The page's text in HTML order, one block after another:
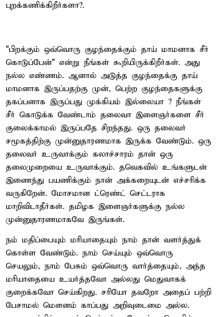
புறக்கணிக்கிறீர்களா?.
"பிறக்கும் ஒவ்வொரு குழந்தைக்கும் தாய் மாமனாக சீர்
கொடுப்பேன்" என்று நீங்கள் கூறியிருக்கிறீர்கள். அது
நல்ல எண்ணம். ஆனால் அடுத்த குழந்தைக்கு தாய்
மாமனாக இருப்பதற்கு முன், பெற்ற குழந்தைகளுக்கு
தகப்பனாக இருப்பது முக்கியம் இல்லையா ? நீங்கள்
சீர் கொடுக்க வேண்டாம் தலைவா இளைஞர்களை சீர்
குலைக்காமல் இருப்பதே சிறந்தது. ஒரு தலைவர்
சமூகத்திற்கு முன்னுதாரணமாக இருக்க வேண்டும். ஒரு
தலைவர் உருவாக்கும் கலாச்சாரம் தான் ஒரு
தலைமுறையை உருவாக்கும். தவெகவில் உங்களுடன்
இணைந்து பயணிக்கும் நான் அக்கறையுடன் எச்சரிக்க
வருகிறேன். மோசமான ட்ரெண்ட் செட்டராக
மாறிவிடாதீர்கள். தமிழக இளைஞர்களுக்கு நல்ல
முன்னுதாரணமாகவே இருங்கள்.
நம் மதிப்பையும் மரியாதையும் நாம் தான் வளர்த்துக்
கொள்ள வேண்டும். நாம் செய்யும் ஒவ்வொரு
செயலும், நாம் பேசும் ஒவ்வொரு வார்த்தையும், அந்த
மரியாதையை உயர்த்தவோ அல்லது மெதுவாகக்
குறைக்கவோ செய்கிறது. சரியோ தவறோ அதைப் பற்றி
பேசாமல் மௌனம் காப்பது அறிவுடைமை அல்ல.